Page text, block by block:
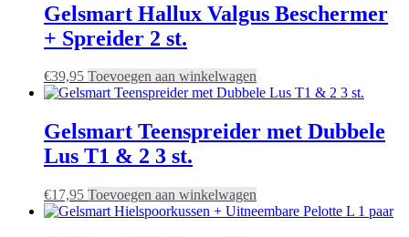
Gelsmart Hallux Valgus Beschermer
+ Spreider 2 st.
€39,95 Toevoegen aan winkelwagen
Gelsmart Teenspreider met Dubbele
Lus T1 & 2 3 st.
€17,95 Toevoegen aan winkelwagen